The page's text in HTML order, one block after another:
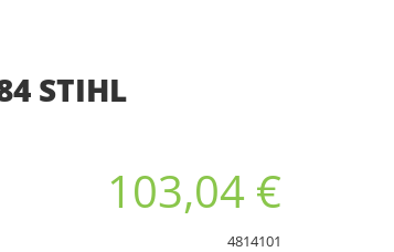
STIHL
103,04 €
4814101